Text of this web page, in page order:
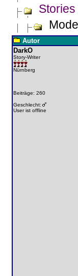
Autor
DarkO
Story-Writer
Nürnberg
Beiträge: 260
Geschlecht:
User ist offline